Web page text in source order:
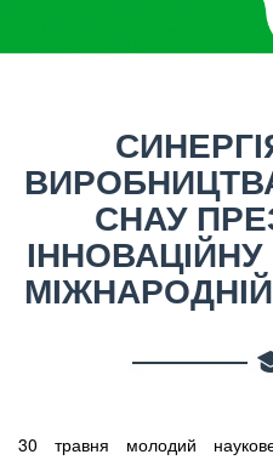
СНАУ
30 травня молодий